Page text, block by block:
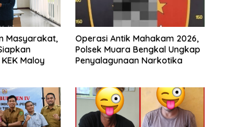
Masyarakat,
Maloy
Operasi Antik Mahakam 2026,
Polsek Muara Bengkal Ungkap
Penyalagunaan Narkotika